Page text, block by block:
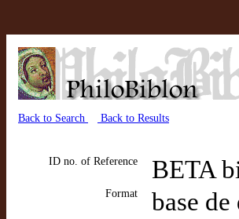
Back to Search Back to Results
ID no. of Reference BETA
Format base